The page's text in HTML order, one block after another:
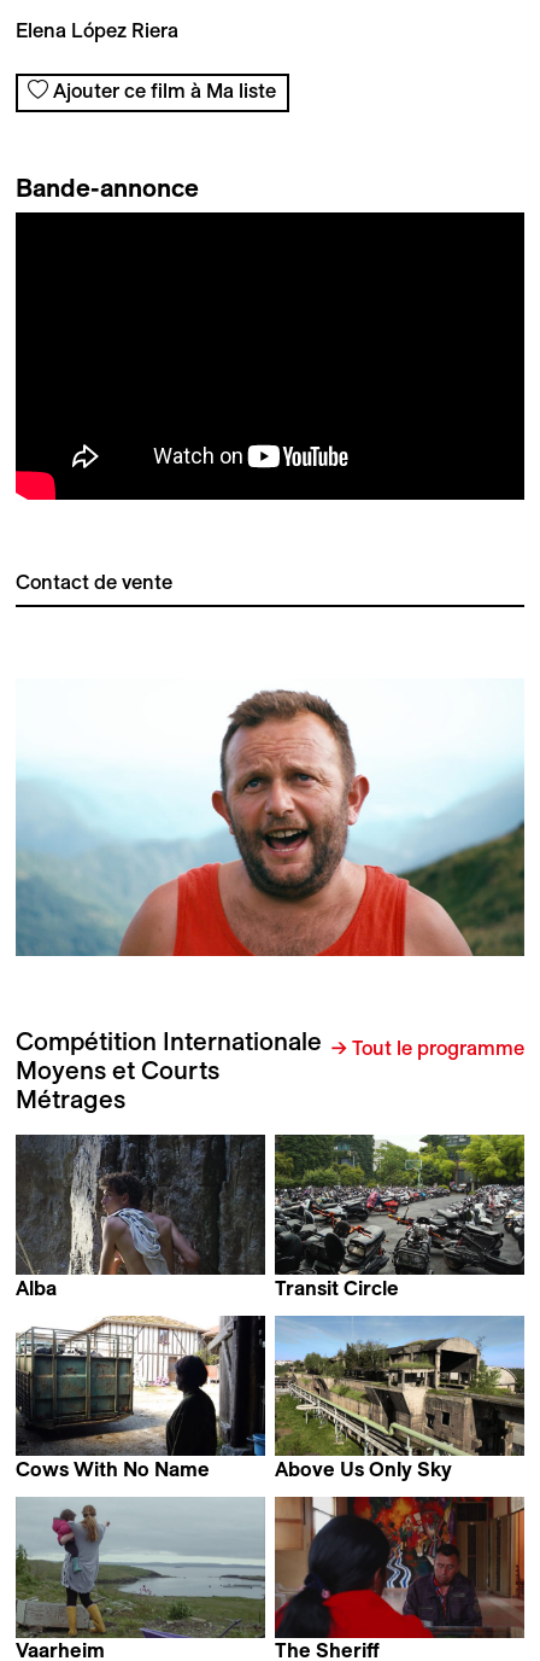
Elena López Riera
Ajouter ce film à Ma liste
Bande-annonce
Contact de vente
Compétition Internationale
Moyens et Courts
Métrages
→ Tout le programme
Alba
Hugo Radi
Transit Circle
Cows With No Name
Above Us Only Sky
Vaarheim The Sheriff